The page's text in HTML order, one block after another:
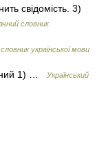
свідомість. 3)
словник
української мови
1) …
Український